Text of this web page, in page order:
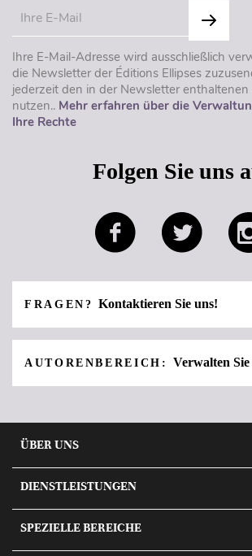
Ihre E-Mail-Adresse wird ausschließlich
die Newsletter der Éditions Ellipses
jederzeit den in der Newsletter
nutzen.. Mehr erfahren über die
Ihre Rechte
Folgen Sie uns
FRAGEN? Kontaktieren Sie uns!
AUTORENBEREICH: Verwalten
ÜBER UNS
DIENSTLEISTUNGEN
SPEZIELLE BEREICHE